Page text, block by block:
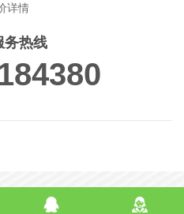
详情
务热线